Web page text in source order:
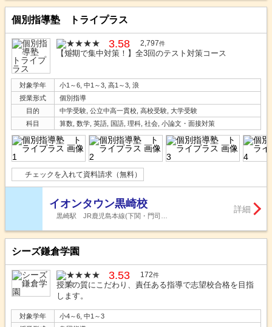
個別指導塾 トライプラス
3.58 2,797件
【短期で集中対策！】全3回のテスト対策コース
対象学年
小1～6, 中1～3, 高1～3, 浪
授業形式
個別指導
目的
中学受験, 公立中高一貫校, 高校受験, 大学受験
科目
算数, 数学, 英語, 国語, 理科, 社会, 小論文・面接対策
チェックを入れて資料請求（無料）
イオンタウン黒崎校
黒崎駅 JR鹿児島本線(下関・門司…
詳細
シーズ鎌倉学園
3.53 172件
授業の質にこだわり、責任ある指導で志望校合格を目指
します。
対象学年
小4～6, 中1～3